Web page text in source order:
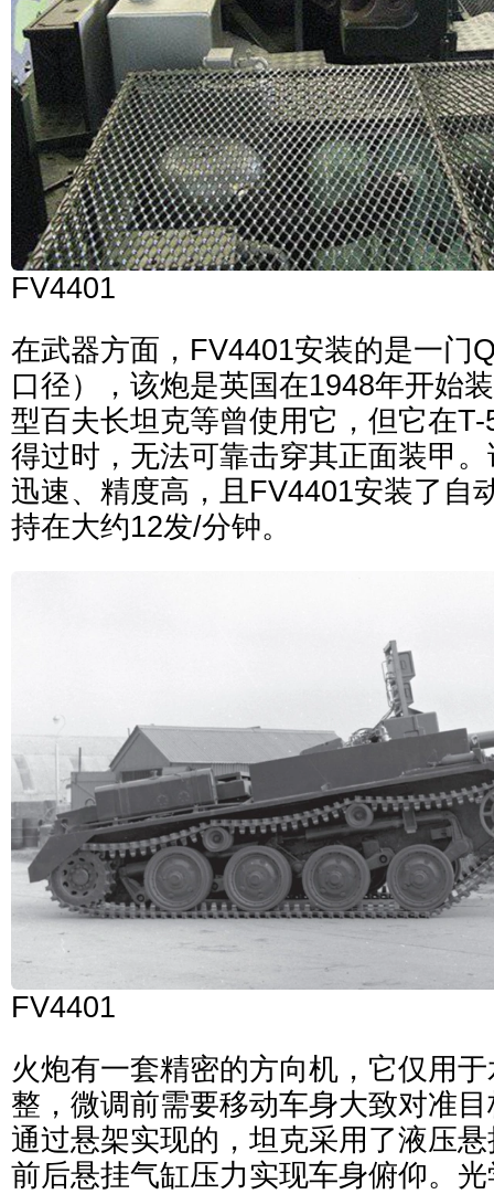
FV4401
在武器方面，FV4401安装的是一门
口径），该炮是英国在1948年开始
型百夫长坦克等曾使用它，但它在
得过时，无法可靠击穿其正面装甲
迅速、精度高，且FV4401安装了自
持在大约12发/分钟。
FV4401
火炮有一套精密的方向机，它仅用
整，微调前需要移动车身大致对准
通过悬架实现的，坦克采用了液压
前后悬挂气缸压力实现车身俯仰。